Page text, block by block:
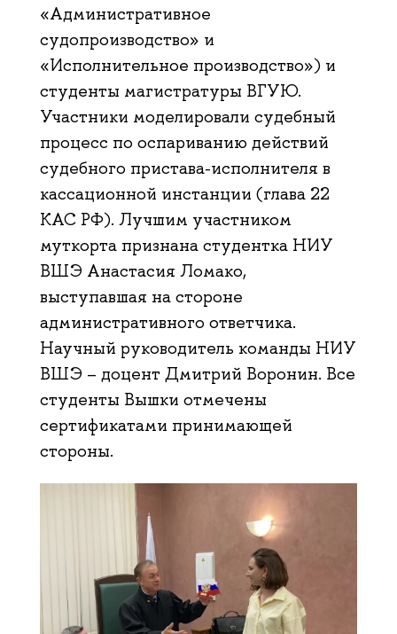
«Административное
судопроизводство» и
«Исполнительное производство») и
студенты магистратуры ВГУЮ.
Участники моделировали судебный
процесс по оспариванию действий
судебного пристава-исполнителя в
кассационной инстанции (глава 22
КАС РФ). Лучшим участником
муткорта признана студентка НИУ
ВШЭ Анастасия Ломако,
выступавшая на стороне
административного ответчика.
Научный руководитель команды НИУ
ВШЭ – доцент Дмитрий Воронин. Все
студенты Вышки отмечены
сертификатами принимающей
стороны.